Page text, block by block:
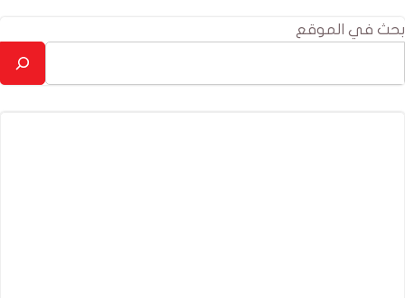
بحث في الموقع